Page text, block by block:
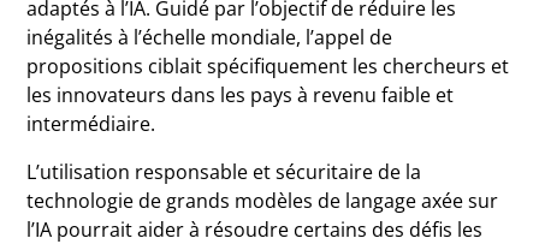
adaptés à l’IA. Guidé par l’objectif de réduire les
inégalités à l’échelle mondiale, l’appel de
propositions ciblait spécifiquement les chercheurs et
les innovateurs dans les pays à revenu faible et
intermédiaire.
L’utilisation responsable et sécuritaire de la
technologie de grands modèles de langage axée sur
l’IA pourrait aider à résoudre certains des défis les